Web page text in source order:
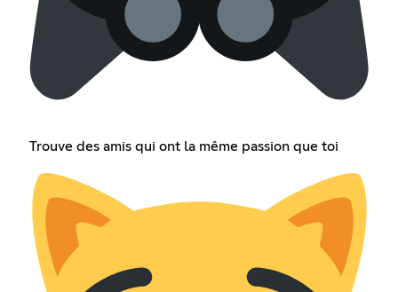
Trouve des amis qui ont la même passion que toi